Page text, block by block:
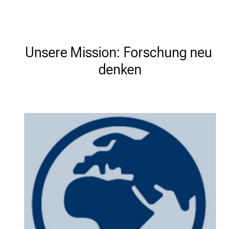
Unsere Mission: Forschung neu
denken